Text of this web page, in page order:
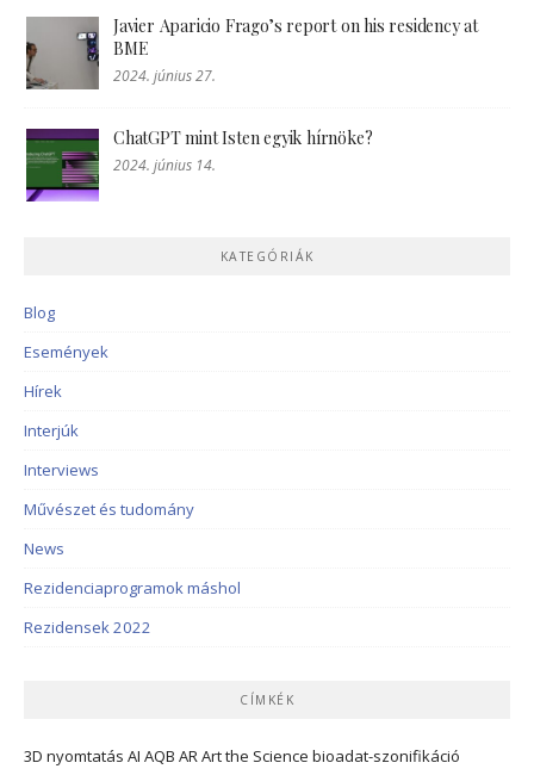
Javier Aparicio Frago’s report on his residency at
BME
2024. június 27.
ChatGPT mint Isten egyik hírnöke?
2024. június 14.
KATEGÓRIÁK
Blog
Események
Hírek
Interjúk
Interviews
Művészet és tudomány
News
Rezidenciaprogramok máshol
Rezidensek 2022
CÍMKÉK
3D nyomtatás AI AQB ARArt the Science bioadat-szonifikáció